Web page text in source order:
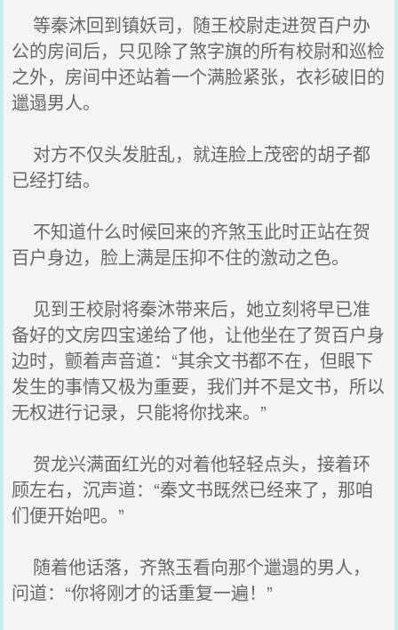
等秦沐回到镇妖司，随王校尉走进贺百户办
公的房间后，只见除了煞字旗的所有校尉和巡检
之外，房间中还站着一个满脸紧张，衣衫破旧的
邋遢男人。
对方不仅头发脏乱，就连脸上茂密的胡子都
已经打结。
不知道什么时候回来的齐煞玉此时正站在贺
百户身边，脸上满是压抑不住的激动之色。
见到王校尉将秦沐带来后，她立刻将早已准
备好的文房四宝递给了他，让他坐在了贺百户身
边时，颤着声音道：“其余文书都不在，但眼下
发生的事情又极为重要，我们并不是文书，所以
无权进行记录，只能将你找来。”
贺龙兴满面红光的对着他轻轻点头，接着环
顾左右，沉声道：“秦文书既然已经来了，那咱
们便开始吧。”
随着他话落，齐煞玉看向那个邋遢的男人，
问道：“你将刚才的话重复一遍！”